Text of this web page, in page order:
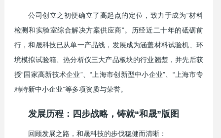
公司创立之初便确立了高起点的定位，致力于成为“材料
检测和实验室综合解决方案供应商”。历经近二十年的砥砺前
行，和晟科技已从单一产品线，发展成为涵盖材料试验机、环
境模拟试验箱、热分析仪三大产品板块的行业翘楚，并先后获
授“国家高新技术企业”、“上海市创新型中小企业”、“上海市专
精特新中小企业”等多项资质与荣誉。
发展历程：四步战略，铸就“和晟”版图
回顾发展之路，和晟科技的步伐稳健而清晰：